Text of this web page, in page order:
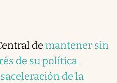
de mantener sin
de su política
de la